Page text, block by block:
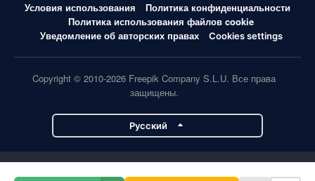
Условия использования
Политика конфиденциальности
Политика использования файлов cookie
Уведомление об авторских правах
Cookies settings
Copyright © 2010-2026 Freepik Company S.L.U. Все права
защищены.
Pусский